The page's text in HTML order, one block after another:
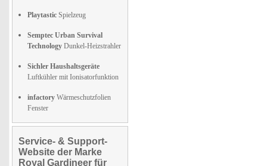
Playtastic Spielzeug
Semptec Urban Survival
Technology Dunkel-Heizstrahler
Sichler Haushaltsgeräte
Luftkühler mit Ionisatorfunktion
infactory Wärmeschutzfolien
Fenster
Service- & Support-
Website der Marke
Royal Gardineer für